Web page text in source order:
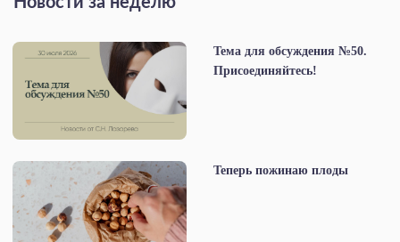
Тема для обсуждения №50.
Присоединяйтесь!
Теперь пожинаю плоды